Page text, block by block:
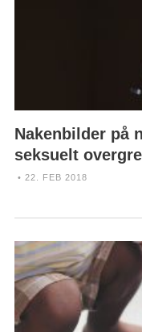
Nakenbilder på
seksuelt
• 22. FEB 2018